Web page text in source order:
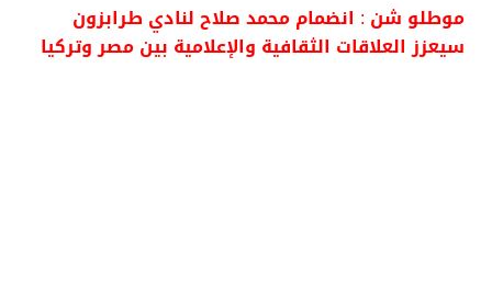
موطلو شن : انضمام محمد صلاح لنادي طرابزون
سيعزز العلاقات الثقافية والإعلامية بين مصر وتركيا